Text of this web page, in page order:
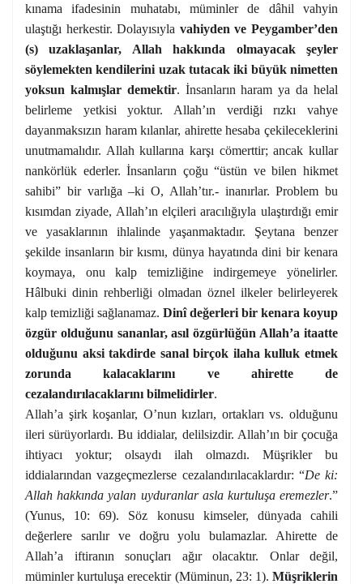
kınama ifadesinin muhatabı, müminler de dâhil vahyin
ulaştığı herkestir. Dolayısıyla vahiyden ve Peygamber’den
(s) uzaklaşanlar, Allah hakkında olmayacak şeyler
söylemekten kendilerini uzak tutacak iki büyük nimetten
yoksun kalmışlar demektir. İnsanların haram ya da helal
belirleme yetkisi yoktur. Allah’ın verdiği rızkı vahye
dayanmaksızın haram kılanlar, ahirette hesaba çekileceklerini
unutmamalıdır. Allah kullarına karşı cömerttir; ancak kullar
nankörlük ederler. İnsanların çoğu “üstün ve bilen hikmet
sahibi” bir varlığa –ki O, Allah’tır.- inanırlar. Problem bu
kısımdan ziyade, Allah’ın elçileri aracılığıyla ulaştırdığı emir
ve yasaklarının ihlalinde yaşanmaktadır. Şeytana benzer
şekilde insanların bir kısmı, dünya hayatında dini bir kenara
koymaya, onu kalp temizliğine indirgemeye yönelirler.
Hâlbuki dinin rehberliği olmadan öznel ilkeler belirleyerek
kalp temizliği sağlanamaz. Dinî değerleri bir kenara koyup
özgür olduğunu sananlar, asıl özgürlüğün Allah’a itaatte
olduğunu aksi takdirde sanal birçok ilaha kulluk etmek
zorunda kalacaklarını ve ahirette de
cezalandırılacaklarını bilmelidirler.
Allah’a şirk koşanlar, O’nun kızları, ortakları vs. olduğunu
ileri sürüyorlardı. Bu iddialar, delilsizdir. Allah’ın bir çocuğa
ihtiyacı yoktur; olsaydı ilah olmazdı. Müşrikler bu
iddialarından vazgeçmezlerse cezalandırılacaklardır: “De ki:
Allah hakkında yalan uyduranlar asla kurtuluşa eremezler.”
(Yunus, 10: 69). Söz konusu kimseler, dünyada cahili
değerlere sarılır ve doğru yolu bulamazlar. Ahirette de
Allah’a iftiranın sonuçları ağır olacaktır. Onlar değil,
müminler kurtuluşa erecektir (Müminun, 23: 1). Müşriklerin